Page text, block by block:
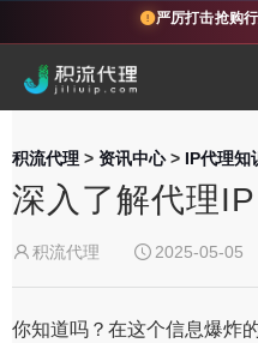
严厉打击抢购
积流代理 > 资讯中心> IP代理知
深入了解代理
积流代理 2025-05-05
你知道吗？在这个信息爆炸